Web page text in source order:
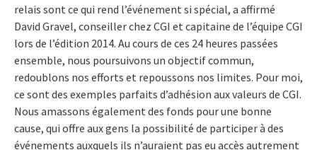
relais sont ce qui rend l’événement si spécial, a affirmé
David Gravel, conseiller chez CGI et capitaine de l’équipe CGI
lors de l’édition 2014. Au cours de ces 24 heures passées
ensemble, nous poursuivons un objectif commun,
redoublons nos efforts et repoussons nos limites. Pour moi,
ce sont des exemples parfaits d’adhésion aux valeurs de CGI.
Nous amassons également des fonds pour une bonne
cause, qui offre aux gens la possibilité de participer à des
événements auxquels ils n’auraient pas eu accès autrement